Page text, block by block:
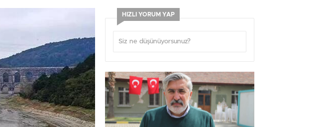
HIZLI YORUM YAP